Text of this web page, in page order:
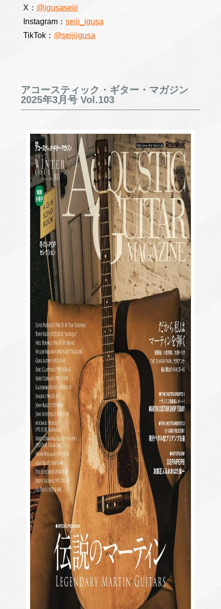
X： @igusaseiji
Instagram： seiji_igusa
TikTok： @seijiigusa
アコースティック・ギター・マガジン
2025年3月号 Vol.103